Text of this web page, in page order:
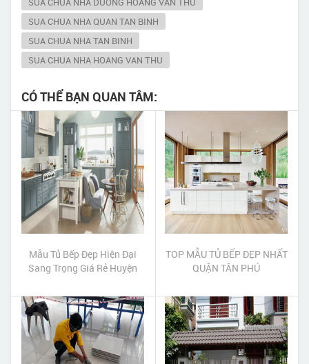
SUA CHUA NHA QUAN TAN BINH
SUA CHUA NHA TAN BINH
SUA CHUA NHA HOANG VAN THU
CÓ THỂ BẠN QUAN TÂM:
Mẫu Tủ Bếp Đẹp Hiện Đại
Sang Trọng Giá Rẻ Huyện
TOP MẪU TỦ BẾP ĐẸP NHẤT
QUẬN TÂN PHÚ